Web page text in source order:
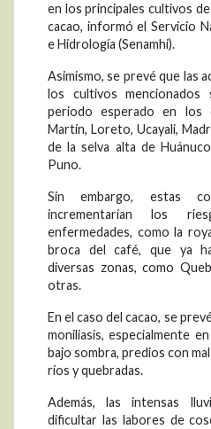
en los principales cultivos
cacao, informó el Servicio
e Hidrología (Senamhi).
Asimismo, se prevé que las
los cultivos
periodo esperado en los
Martín, Loreto, Ucayali,
de la selva alta de
Puno.
Sin embargo, estas
incrementarían los
enfermedades, como la
broca del café, que ya
diversas zonas, como
otras.
En el caso del cacao, se
moniliasis, especialmente
bajo sombra, predios con
ríos y quebradas.
Además, las intensas
dificultar las labores de